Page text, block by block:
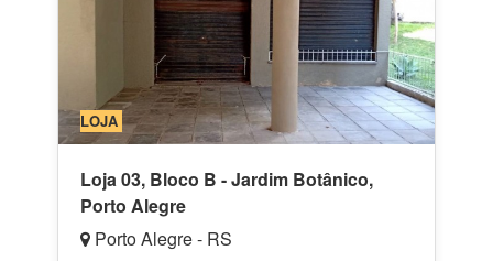
LOJA
Loja 03, Bloco B - Jardim Botânico,
Porto Alegre
Porto Alegre - RS